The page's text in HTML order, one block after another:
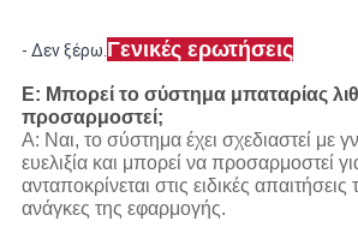
- Δεν ξέρω. Γενικές ερωτήσεις
Ε: Μπορεί το σύστημα μπαταρίας
προσαρμοστεί;
Α: Ναι, το σύστημα έχει σχεδιαστεί με
ευελιξία και μπορεί να προσαρμοστεί
ανταποκρίνεται στις ειδικές απαιτήσεις
ανάγκες της εφαρμογής.